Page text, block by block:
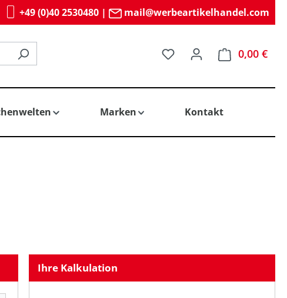
+49 (0)40 2530480| mail@werbeartikelhandel.com
Du hast 0 Produkte auf
0,00 €
Marken Kontakt
Ihre Kalkulation